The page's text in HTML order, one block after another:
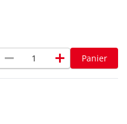
remove add Panier